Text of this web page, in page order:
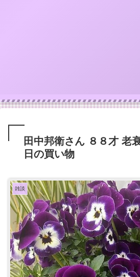
田中邦衛さん ８８才 老
日の買い物
雑談